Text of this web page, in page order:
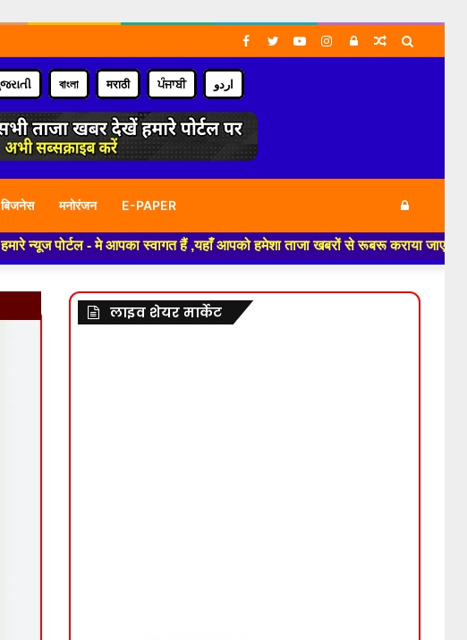
Random
Log
Instagram
YouTube
Twitter
Facebook
বাংলা मराठी ਪੰਜਾਬੀ اردو
बिजनेस मनोरंजन E-PAPER Log
In
- मे आपका स्वागत हैं ,यहाँ आपको हमेशा ताजा खबरों से रूबरू कराया जाएगा , खबर
लाइव शेयर मार्केट